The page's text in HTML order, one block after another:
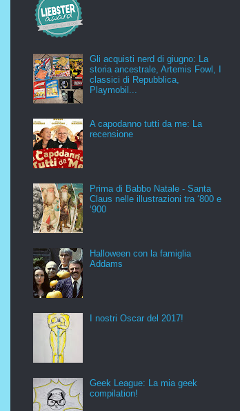
Gli acquisti nerd di giugno: La
storia ancestrale, Artemis Fowl, I
classici di Repubblica,
Playmobil...
A capodanno tutti da me: La
recensione
Prima di Babbo Natale - Santa
Claus nelle illustrazioni tra ‘800 e
‘900
Halloween con la famiglia
Addams
I nostri Oscar del 2017!
Geek League: La mia geek
compilation!